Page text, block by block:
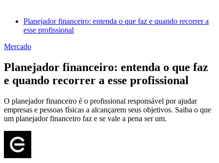
Planejador financeiro: entenda o que faz e quando recorrer a
esse profissional
Mercado
Planejador financeiro: entenda o que faz
e quando recorrer a esse profissional
O planejador financeiro é o profissional responsável por ajudar
empresas e pessoas físicas a alcançarem seus objetivos. Saiba o que
um planejador financeiro faz e se vale a pena ser um.